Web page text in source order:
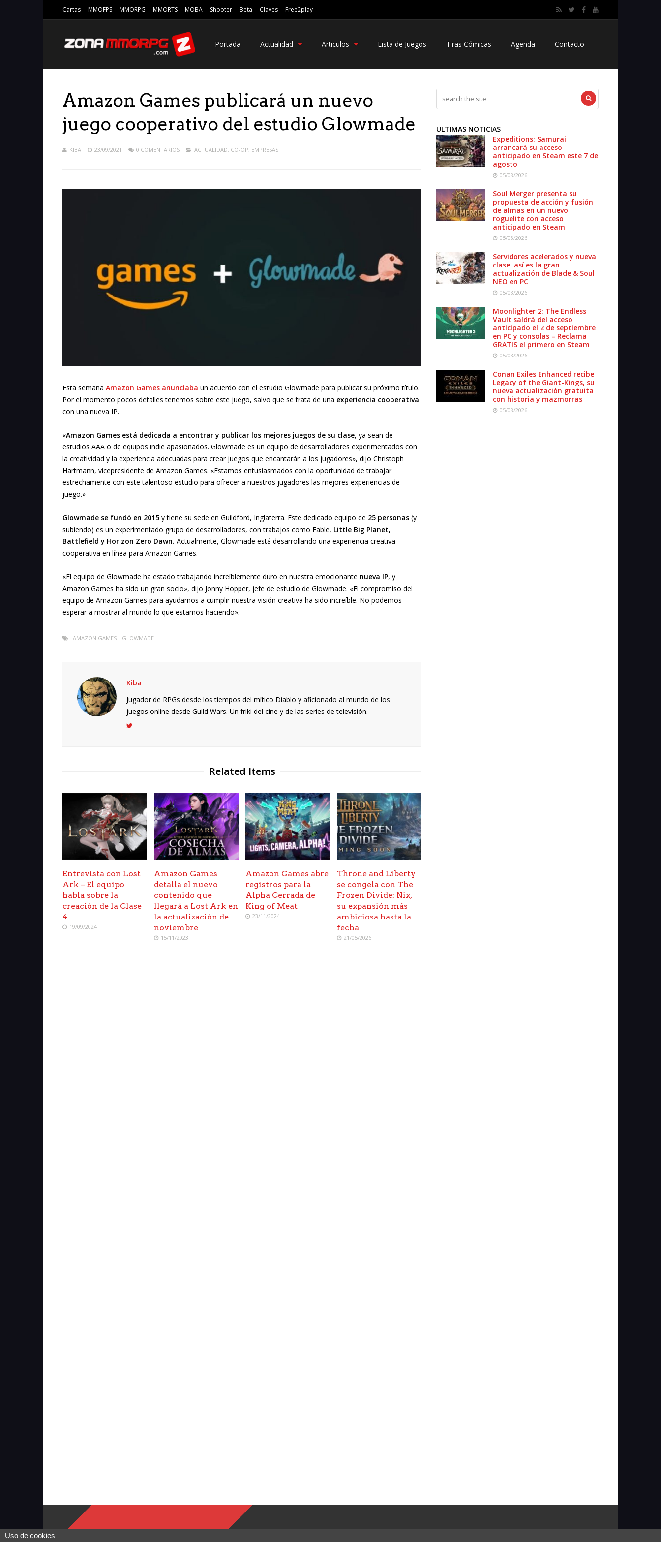
Cartas MMOFPS MMORPG MMORTS MOBA Shooter Beta Claves Free2play
Portada Actualidad Articulos Lista de Juegos Tiras Cómicas Agenda Contacto
Amazon Games publicará un nuevo
juego cooperativo del estudio Glowmade
KIBA 23/09/2021 0 COMENTARIOS ACTUALIDAD, CO-OP, EMPRESAS
Esta semana Amazon Games anunciaba un acuerdo con el estudio Glowmade para publicar su próximo título.
Por el momento pocos detalles tenemos sobre este juego, salvo que se trata de una experiencia cooperativa
con una nueva IP.
«Amazon Games está dedicada a encontrar y publicar los mejores juegos de su clase, ya sean de
estudios AAA o de equipos indie apasionados. Glowmade es un equipo de desarrolladores experimentados con
la creatividad y la experiencia adecuadas para crear juegos que encantarán a los jugadores», dijo Christoph
Hartmann, vicepresidente de Amazon Games. «Estamos entusiasmados con la oportunidad de trabajar
estrechamente con este talentoso estudio para ofrecer a nuestros jugadores las mejores experiencias de
juego.»
Glowmade se fundó en 2015 y tiene su sede en Guildford, Inglaterra. Este dedicado equipo de 25 personas (y
subiendo) es un experimentado grupo de desarrolladores, con trabajos como Fable, Little Big Planet,
Battlefield y Horizon Zero Dawn. Actualmente, Glowmade está desarrollando una experiencia creativa
cooperativa en línea para Amazon Games.
«El equipo de Glowmade ha estado trabajando increíblemente duro en nuestra emocionante nueva IP, y
Amazon Games ha sido un gran socio», dijo Jonny Hopper, jefe de estudio de Glowmade. «El compromiso del
equipo de Amazon Games para ayudarnos a cumplir nuestra visión creativa ha sido increíble. No podemos
esperar a mostrar al mundo lo que estamos haciendo».
AMAZON GAMES GLOWMADE
Kiba
Jugador de RPGs desde los tiempos del mítico Diablo y aficionado al mundo de los
juegos online desde Guild Wars. Un friki del cine y de las series de televisión.
Related Items
Entrevista con Lost
Ark – El equipo
habla sobre la
creación de la Clase
4
19/09/2024
Amazon Games
detalla el nuevo
contenido que
llegará a Lost Ark en
la actualización de
noviembre
15/11/2023
Amazon Games abre
registros para la
Alpha Cerrada de
King of Meat
23/11/2024
Throne and Liberty
se congela con The
Frozen Divide: Nix,
su expansión más
ambiciosa hasta la
fecha
21/05/2026
ULTIMAS NOTICIAS
Expeditions: Samurai
arrancará su acceso
anticipado en Steam este 7 de
agosto
05/08/2026
Soul Merger presenta su
propuesta de acción y fusión
de almas en un nuevo
roguelite con acceso
anticipado en Steam
05/08/2026
Servidores acelerados y nueva
clase: así es la gran
actualización de Blade & Soul
NEO en PC
05/08/2026
Moonlighter 2: The Endless
Vault saldrá del acceso
anticipado el 2 de septiembre
en PC y consolas – Reclama
GRATIS el primero en Steam
05/08/2026
Conan Exiles Enhanced recibe
Legacy of the Giant-Kings, su
nueva actualización gratuita
con historia y mazmorras
05/08/2026
Uso de cookies